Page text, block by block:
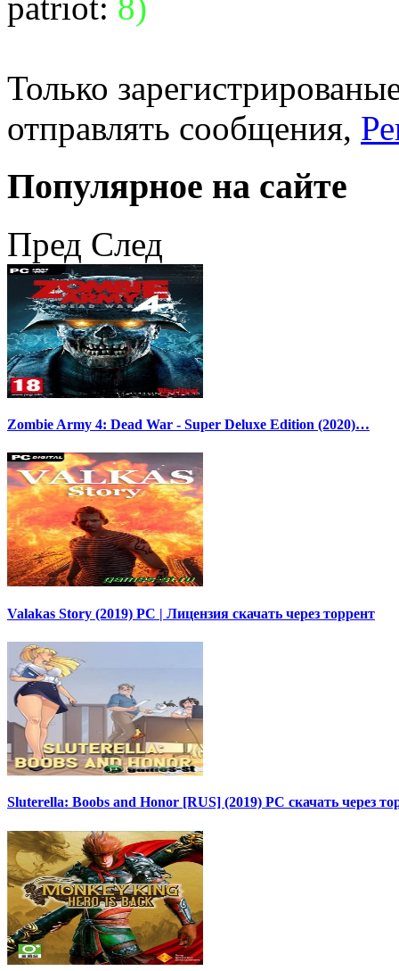
patriot:
Только
отправлять сообщения,
Популярное на сайте
Пред След
Zombie Army 4: Dead War - Super Deluxe Edition (2020)…
Valakas Story (2019) PC | Лицензия скачать через торрент
Sluterella: Boobs and Honor [RUS] (2019) PC скачать через